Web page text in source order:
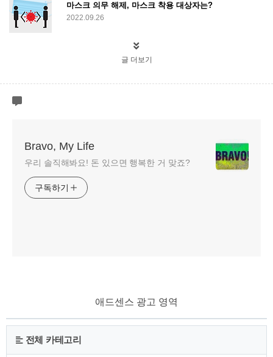
마스크 의무 해제, 마스크 착용 대상자는?
2022.09.26
글 더보기
Bravo, My Life
우리 솔직해봐요! 돈 있으면 행복한 거 맞죠?
구독하기
애드센스 광고 영역
전체 카테고리